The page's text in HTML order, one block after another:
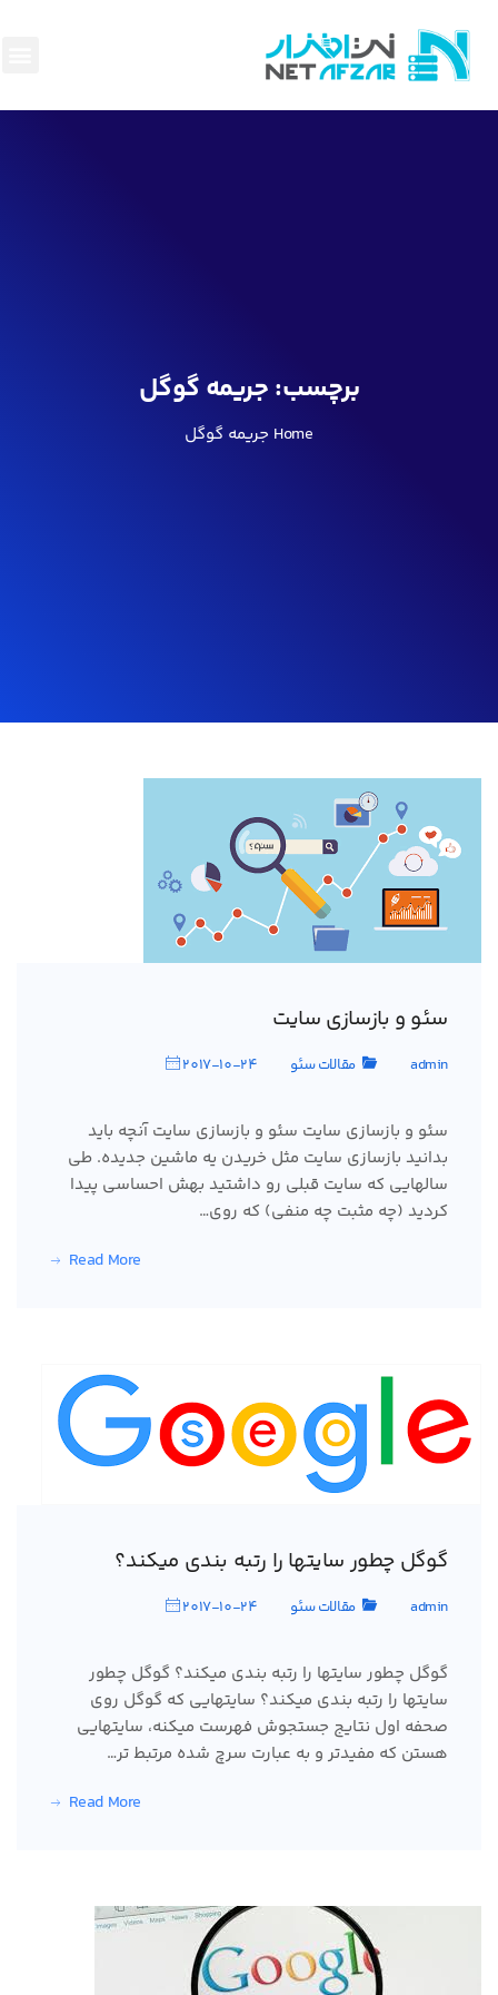
برچسب:جریمه گوگل
Home جریمه گوگل
سئو و بازسازی سایت
admin مقالات سئو 2017-10-24
سئو و بازسازی سایت سئو و بازسازی سایت آنچه باید
بدانید بازسازی سایت مثل خریدن یه ماشین جدیده. طی
سالهایی که سایت قبلی رو داشتید بهش احساسی پیدا
کردید (چه مثبت چه منفی) که روی…
Read More
گوگل چطور سایتها را رتبه بندی میکند؟
admin مقالات سئو 2017-10-24
گوگل چطور سایتها را رتبه بندی میکند؟ گوگل چطور
سایتها را رتبه بندی میکند؟ سایتهایی که گوگل روی
صحفه اول نتایج جستجوش فهرست میکنه، سایتهایی
هستن که مفیدتر و به عبارت سرچ شده مرتبط تر…
Read More